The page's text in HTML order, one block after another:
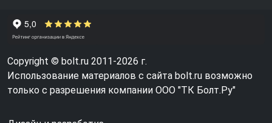
Copyright © bolt.ru 2011-2026 г.
Использование материалов с сайта bolt.ru возможно
только с разрешения компании ООО "ТК Болт.Ру"